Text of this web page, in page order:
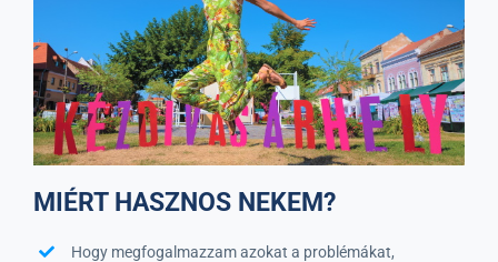
MIÉRT HASZNOS NEKEM?
Hogy megfogalmazzam azokat a problémákat,